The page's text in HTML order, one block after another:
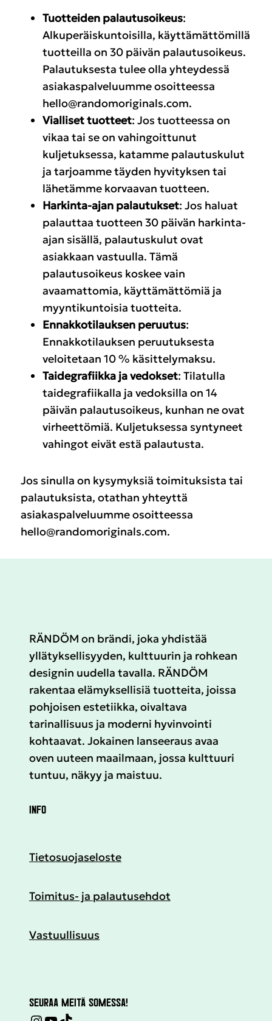
Tuotteiden palautusoikeus:
Alkuperäiskuntoisilla, käyttämättömillä
tuotteilla on 30 päivän palautusoikeus.
Palautuksesta tulee olla yhteydessä
asiakaspalveluumme osoitteessa
hello@randomoriginals.com.
Vialliset tuotteet: Jos tuotteessa on
vikaa tai se on vahingoittunut
kuljetuksessa, katamme palautuskulut
ja tarjoamme täyden hyvityksen tai
lähetämme korvaavan tuotteen.
Harkinta-ajan palautukset: Jos haluat
palauttaa tuotteen 30 päivän harkinta-
ajan sisällä, palautuskulut ovat
asiakkaan vastuulla. Tämä
palautusoikeus koskee vain
avaamattomia, käyttämättömiä ja
myyntikuntoisia tuotteita.
Ennakkotilauksen peruutus:
Ennakkotilauksen peruutuksesta
veloitetaan 10 % käsittelymaksu.
Taidegrafiikka ja vedokset: Tilatulla
taidegrafiikalla ja vedoksilla on 14
päivän palautusoikeus, kunhan ne ovat
virheettömiä. Kuljetuksessa syntyneet
vahingot eivät estä palautusta.
Jos sinulla on kysymyksiä toimituksista tai
palautuksista, otathan yhteyttä
asiakaspalveluumme osoitteessa
hello@randomoriginals.com.
RÄNDÖM on brändi, joka yhdistää
yllätyksellisyyden, kulttuurin ja rohkean
designin uudella tavalla. RÄNDÖM
rakentaa elämyksellisiä tuotteita, joissa
pohjoisen estetiikka, oivaltava
tarinallisuus ja moderni hyvinvointi
kohtaavat. Jokainen lanseeraus avaa
oven uuteen maailmaan, jossa kulttuuri
tuntuu, näkyy ja maistuu.
INFO
Tietosuojaseloste
Toimitus- ja palautusehdot
Vastuullisuus
SEURAA MEITÄ SOMESSA!